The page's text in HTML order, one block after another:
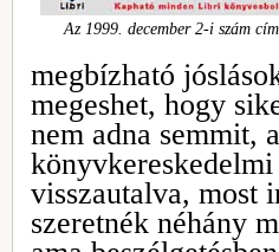
Az 1999. december 2-i szám
megbízható
megeshet, hogy
nem adna semmit,
visszautalva, most
szeretnék néhány